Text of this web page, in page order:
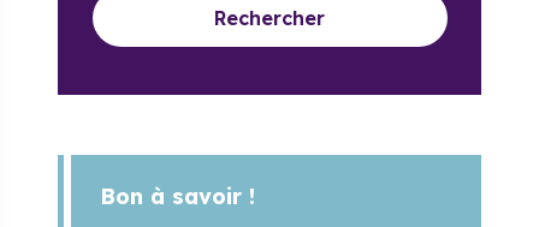
Rechercher
Bon à savoir !